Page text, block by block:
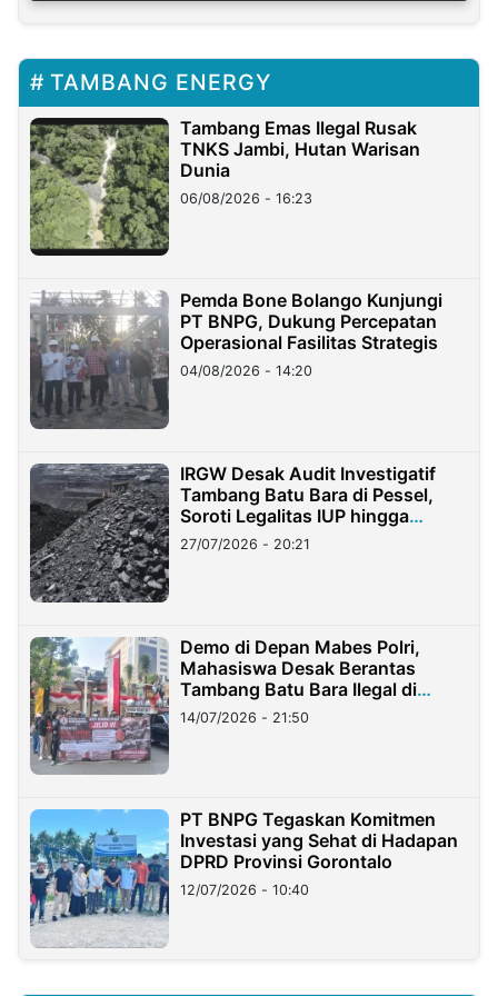
TAMBANG ENERGY
Tambang Emas Ilegal Rusak
TNKS Jambi, Hutan Warisan
Dunia
06/08/2026 - 16:23
Pemda Bone Bolango Kunjungi
PT BNPG, Dukung Percepatan
Operasional Fasilitas Strategis
04/08/2026 - 14:20
IRGW Desak Audit Investigatif
Tambang Batu Bara di Pessel,
Soroti Legalitas IUP hingga
Stockpile
27/07/2026 - 20:21
Demo di Depan Mabes Polri,
Mahasiswa Desak Berantas
Tambang Batu Bara Ilegal di
Lampung
14/07/2026 - 21:50
PT BNPG Tegaskan Komitmen
Investasi yang Sehat di Hadapan
DPRD Provinsi Gorontalo
12/07/2026 - 10:40